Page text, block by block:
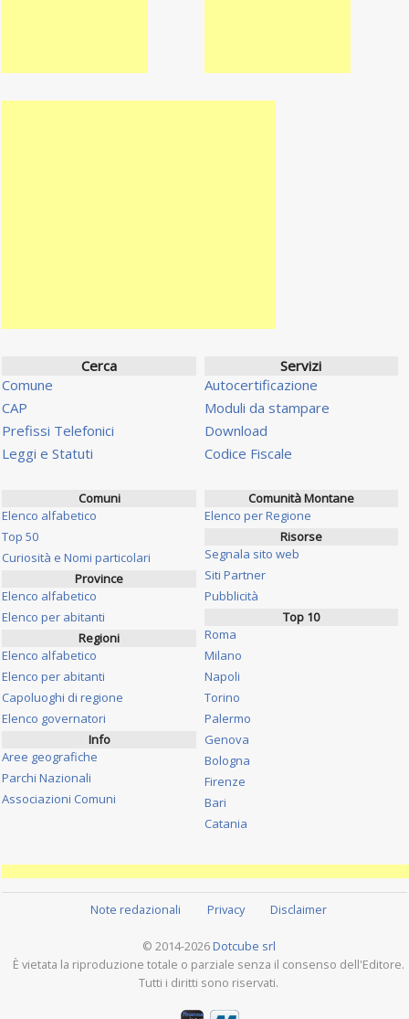
Cerca
Comune
CAP
Prefissi Telefonici
Leggi e Statuti
Servizi
Autocertificazione
Moduli da stampare
Download
Codice Fiscale
Comuni
Elenco alfabetico
Top 50
Curiosità e Nomi particolari
Province
Elenco alfabetico
Elenco per abitanti
Regioni
Elenco alfabetico
Elenco per abitanti
Capoluoghi di regione
Elenco governatori
Info
Aree geografiche
Parchi Nazionali
Associazioni Comuni
Comunità Montane
Elenco per Regione
Risorse
Segnala sito web
Siti Partner
Pubblicità
Top 10
Roma
Milano
Napoli
Torino
Palermo
Genova
Bologna
Firenze
Bari
Catania
Note redazionali Privacy Disclaimer
© 2014-2026 Dotcube srl
È vietata la riproduzione totale o parziale senza il consenso dell'Editore.
Tutti i diritti sono riservati.